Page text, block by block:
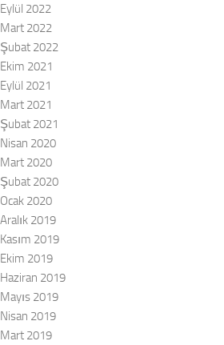
Eylül 2022
Mart 2022
Şubat 2022
Ekim 2021
Eylül 2021
Mart 2021
Şubat 2021
Nisan 2020
Mart 2020
Şubat 2020
Ocak 2020
Aralık 2019
Kasım 2019
Ekim 2019
Haziran 2019
Mayıs 2019
Nisan 2019
Mart 2019